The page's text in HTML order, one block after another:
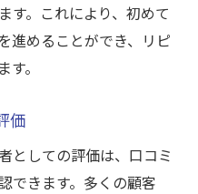
す。これにより、初めて
進めることができ、リピ
。
価
としての評価は、口コミ
できます。多くの顧客